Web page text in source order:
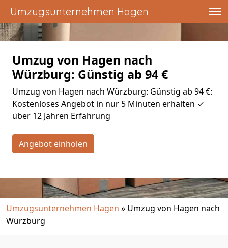
Umzugsunternehmen Hagen
Umzug von Hagen nach
Würzburg: Günstig ab 94 €
Umzug von Hagen nach Würzburg: Günstig ab 94 €:
Kostenloses Angebot in nur 5 Minuten erhalten ✓
über 12 Jahren Erfahrung
Angebot einholen
Umzugsunternehmen Hagen » Umzug von Hagen nach
Würzburg